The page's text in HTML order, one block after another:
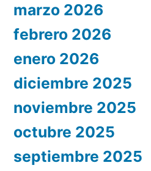
marzo 2026
febrero 2026
enero 2026
diciembre 2025
noviembre 2025
octubre 2025
septiembre 2025